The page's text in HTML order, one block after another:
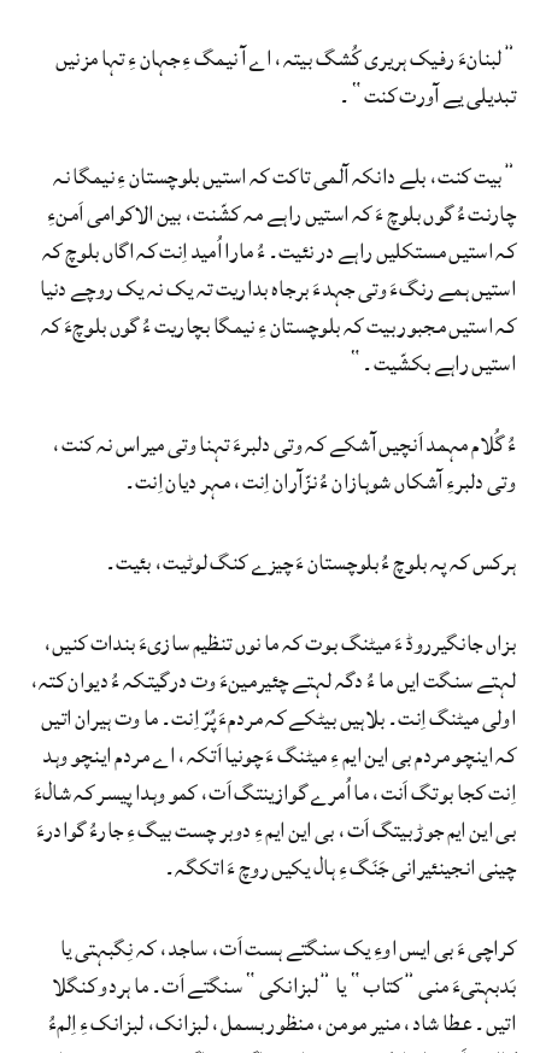
”لبنانءَ رفیک ہریری کُشگ بیتہ، اے آ نیمگ ءِ جہان ءِ تہا مزنیں
تبدیلی یے آورت کنت“۔
”بیت کنت، بلے دانکہ آلمی تاکت کہ استیں بلوچستان ءِ نیمگا نہ
چارنت ءُ گوں بلوچ ءَ کہ استیں راہے مہ کشّنت، بین الاکوامی اَمنءِ
کہ استیں مستکلیں راہے در نئیت۔ ءُ مارا اُمید اِنت کہ اگاں بلوچ کہ
استیں ہمے رنگءَ وتی جہدءَ برجاہ بداریت تہ یک نہ یک روچے دنیا
کہ استیں مجبور بیت کہ بلوچستان ءِ نیمگا بچاریت ءُ گوں بلوچءَ کہ
استیں راہے بکشّیت۔“
ءُ گُلام مہمد اَنچیں آشکے کہ وتی دلبرءَ تہنا وتی میراس نہ کنت،
وتی دلبرءِ آشکاں شوہازان ءُ نزّآران اِنت، مہر دیان اِنت۔
ہرکس کہ پہ بلوچ ءُ بلوچستان ءَ چیزے کنگ لوٹیت، بئیت۔
بزاں جانگیرروڈ ءَ میٹنگ بوت کہ ما نوں تنظیم سازیءَ بندات کنیں،
لہتے سنگت ایں ما ءُ دگہ لہتے چئیرمینءَ وت درگیتکہ ءُ دیوان کتہ،
اولی میٹنگ اِنت۔ بلاہیں بیٹکے کہ مردمءَ پُرّ اِنت۔ ما وت ہیران اتیں
کہ اینچو مردم بی این ایم ءِ میٹنگ ءَ چونیا اَتکہ، اے مردم اینچو وہد
اِنت کجا بوتگ اَنت، ما اُمرے گوازینتگ اَت، کمو وہدا پیسر کہ شالءَ
بی این ایم جوڑ بیتگ اَت، بی این ایم ءِ دوبر چست بیگ ءِ جارءُ گوادرءَ
چینی انجینئیرانی جَنَگ ءِ ہال یکیں روچ ءَ اتکگہ۔
کراچی ءَ بی ایس اوءِ یک سنگتے ہست اَت، ساجد، کہ نِگبہتی یا
بَدبہتیءَ منی ”کتاب“ یا ”لبزانکی“ سنگتے اَت۔ ما ہردو کنگلا
اتیں۔ عطا شاد، منیر مومن، منظور بسمل، لبزانک، لبزانک ءِ اِلمءُ